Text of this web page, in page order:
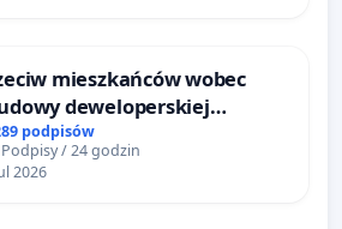
mieszkańców wobec
deweloperskiej
zielonych w rejonie
Straceńskich w Bielsku-
podpisów
Podpisy / 24 godzin
2026